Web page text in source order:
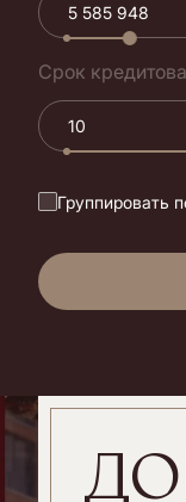
Срок
Группировать